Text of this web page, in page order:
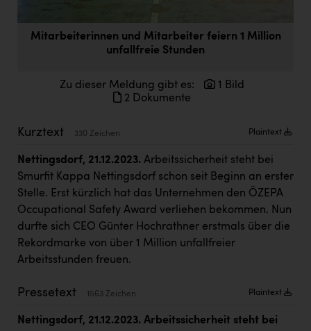
ERLUS AG
Firmenradl
IFE Austria GmbH
Immotech
INTERSPAR
INTERSPORT Austria
Jane Goodall Institute Austria
Kärcher
Mitarbeiterinnen und Mitarbeiter feiern 1 Million
unfallfreie Stunden
Zu dieser Meldung gibt es:
1 Bild
2 Dokumente
Kurztext 330 Zeichen Plaintext
Nettingsdorf, 21.12.2023. Arbeitssicherheit steht bei
Smurfit Kappa Nettingsdorf schon seit Beginn an erster
Stelle. Erst kürzlich hat das Unternehmen den ÖZEPA
Occupational Safety Award verliehen bekommen. Nun
durfte sich CEO Günter Hochrathner erstmals über die
Rekordmarke von über 1 Million unfallfreier
Arbeitsstunden freuen.
Pressetext 1563 Zeichen Plaintext
Nettingsdorf, 21.12.2023. Arbeitssicherheit steht bei